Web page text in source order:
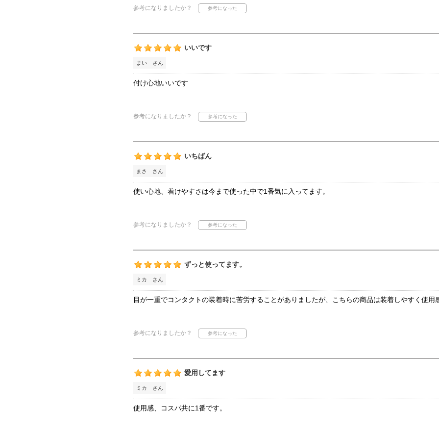
参考になりましたか？
いいです
まい さん
付け心地いいです
参考になりましたか？
いちばん
まさ さん
使い心地、着けやすさは今まで使った中で1番気に入ってます。
参考になりましたか？
ずっと使ってます。
ミカ さん
目が一重でコンタクトの装着時に苦労することがありましたが、こちらの商品は装着しやすく使用
参考になりましたか？
愛用してます
ミカ さん
使用感、コスパ共に1番です。